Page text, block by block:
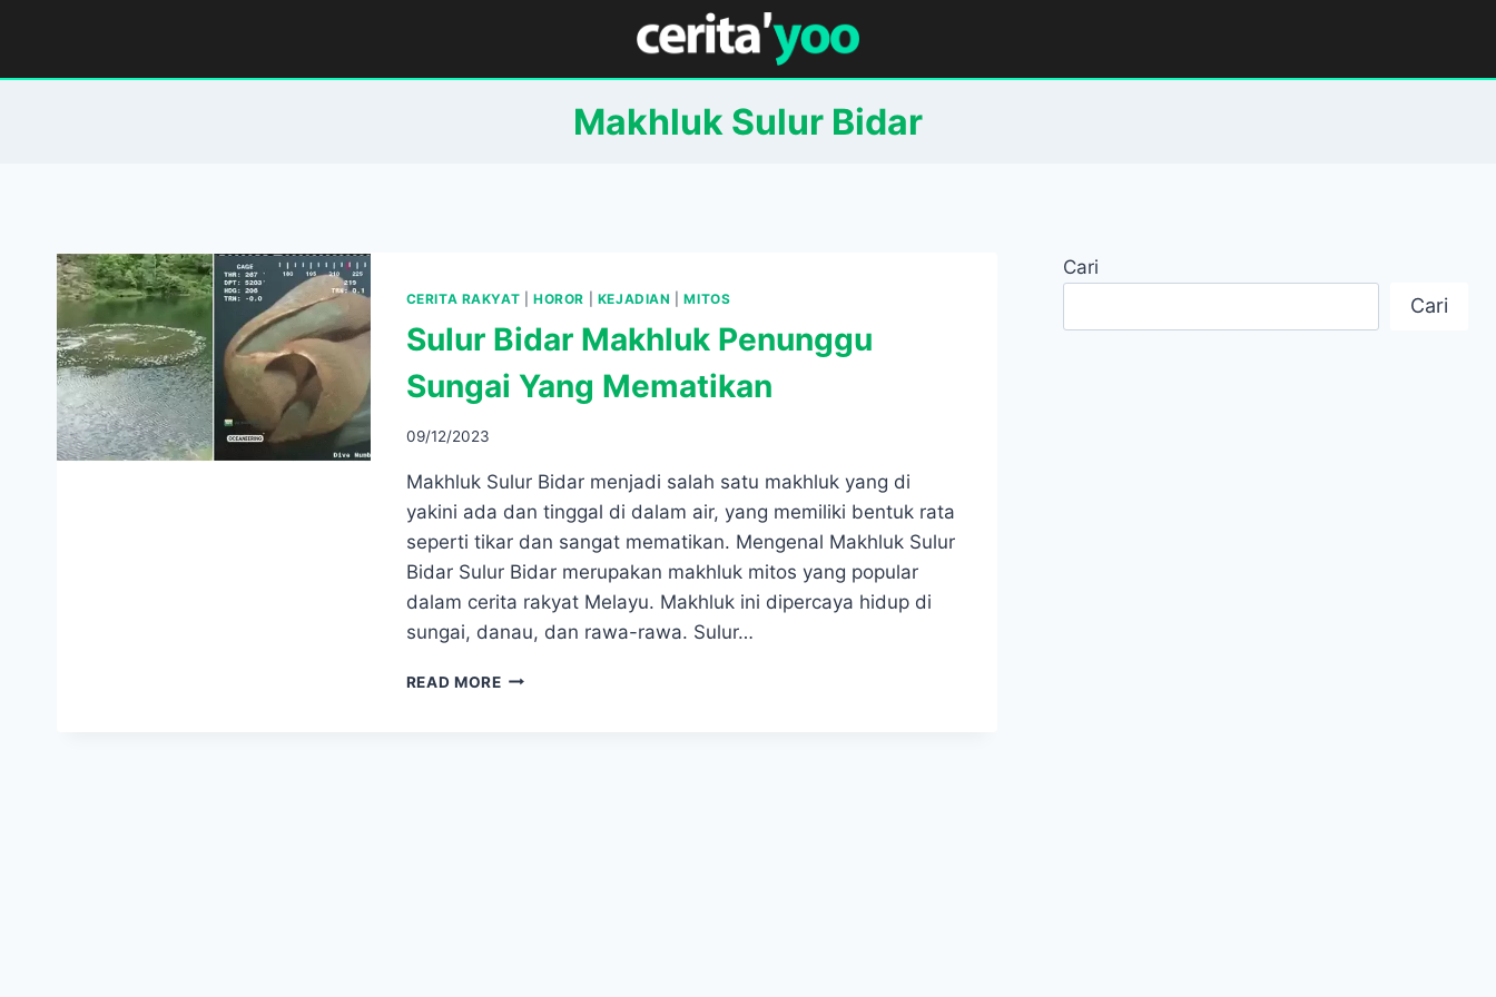
content
Makhluk Sulur Bidar
CERITA RAKYAT |HOROR KEJADIAN |MITOS
Sulur Bidar Makhluk Penunggu
Sungai Yang Mematikan
09/12/2023
Makhluk Sulur Bidar menjadi salah satu makhluk yang di
yakini ada dan tinggal di dalam air, yang memiliki bentuk rata
seperti tikar dan sangat mematikan. Mengenal Makhluk Sulur
Bidar Sulur Bidar merupakan makhluk mitos yang popular
dalam cerita rakyat Melayu. Makhluk ini dipercaya hidup di
sungai, danau, dan rawa-rawa. Sulur…
READ MORESULUR
Cari
Cari